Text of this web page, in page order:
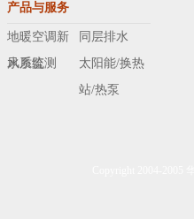
产品与服务
地暖空调新
风系统
同层排水
水质监测
太阳能/换热
站/热泵